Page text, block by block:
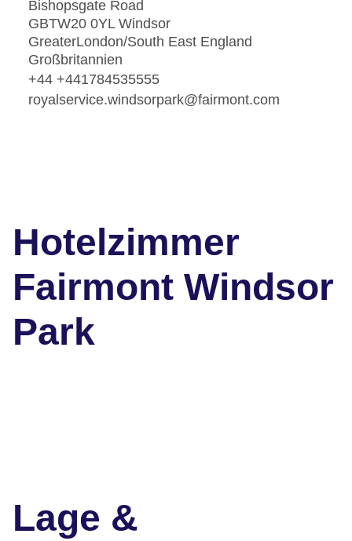
Bishopsgate Road
GBTW20 0YL Windsor
GreaterLondon/South East England
Großbritannien
+44 +441784535555
royalservice.windsorpark@fairmont.com
Hotelzimmer
Fairmont Windsor
Park
Lage &